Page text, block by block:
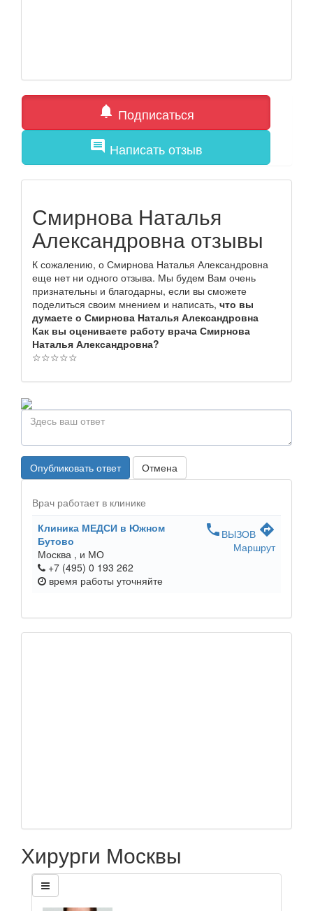
notifications Подписаться
comment Написать отзыв
Смирнова Наталья
Александровна отзывы
К сожалению, о Смирнова Наталья Александровна
еще нет ни одного отзыва. Мы будем Вам очень
признательны и благодарны, если вы сможете
поделиться своим мнением и написать, что вы
думаете о Смирнова Наталья Александровна
Как вы оцениваете работу врача Смирнова
Наталья Александровна?
☆☆☆☆☆
Опубликовать ответ Отмена
Врач работает в клинике
Клиника МЕДСИ в Южном
Бутово
Москва , и МО
+7 (495) 0 193 262
время работы уточняйте
phone ВЫЗОВ directions
Маршрут
Хирурги Москвы